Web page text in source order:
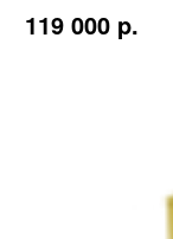
119 000 p.